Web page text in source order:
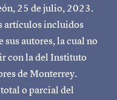
25 de julio, 2023.
artículos incluidos
autores, la cual no
con la del Instituto
de Monterrey.
o parcial del